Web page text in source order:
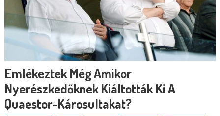
Emlékeztek Még Amikor
Nyerészkedőknek Kiáltották Ki A
Quaestor-Károsultakat?